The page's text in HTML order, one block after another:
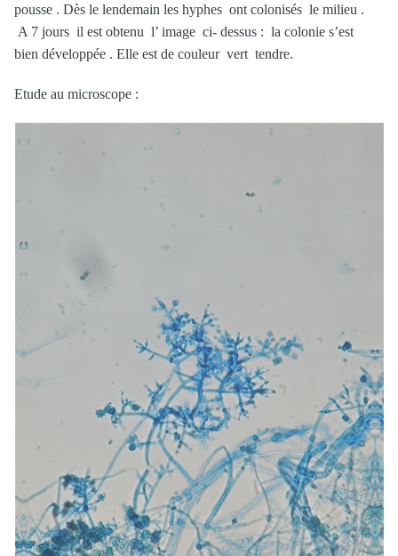
pousse . Dès le lendemain les hyphes ont colonisés le milieu .
A 7 jours il est obtenu l’ image ci- dessus : la colonie s’est
bien développée . Elle est de couleur vert tendre.
Etude au microscope :